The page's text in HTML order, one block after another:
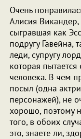
Очень
Алисия Викандер,
сыгравшая как
подругу Гавейна,
леди, супругу
которая
человека. В чем
посыл (одна
персонажей), не
хорошо, поэтому
того, в обоих
это, знаете ли,